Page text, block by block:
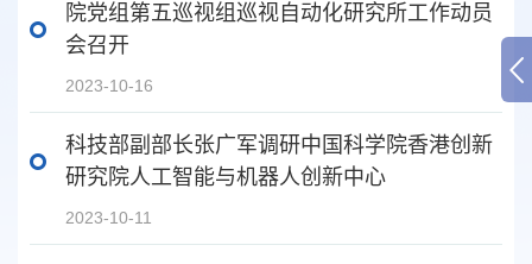
院党组第五巡视组巡视自动化研究所工作动员
会召开
2023-10-16
科技部副部长张广军调研中国科学院香港创新
研究院人工智能与机器人创新中心
2023-10-11